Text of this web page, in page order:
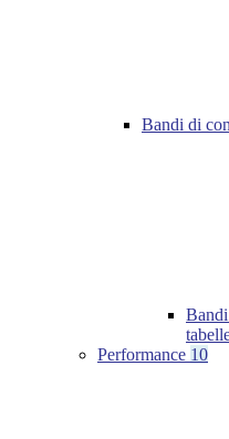
Bandi di
Performance 10